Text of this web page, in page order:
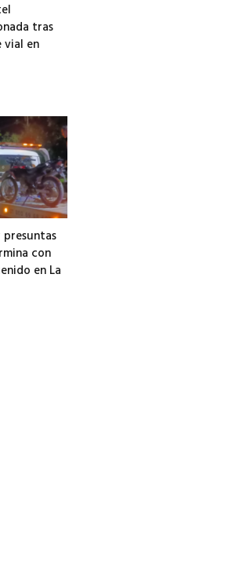
tras
en
con
en La